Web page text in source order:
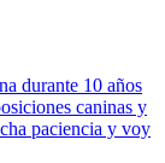
durante 10 años
caninas y
paciencia y voy